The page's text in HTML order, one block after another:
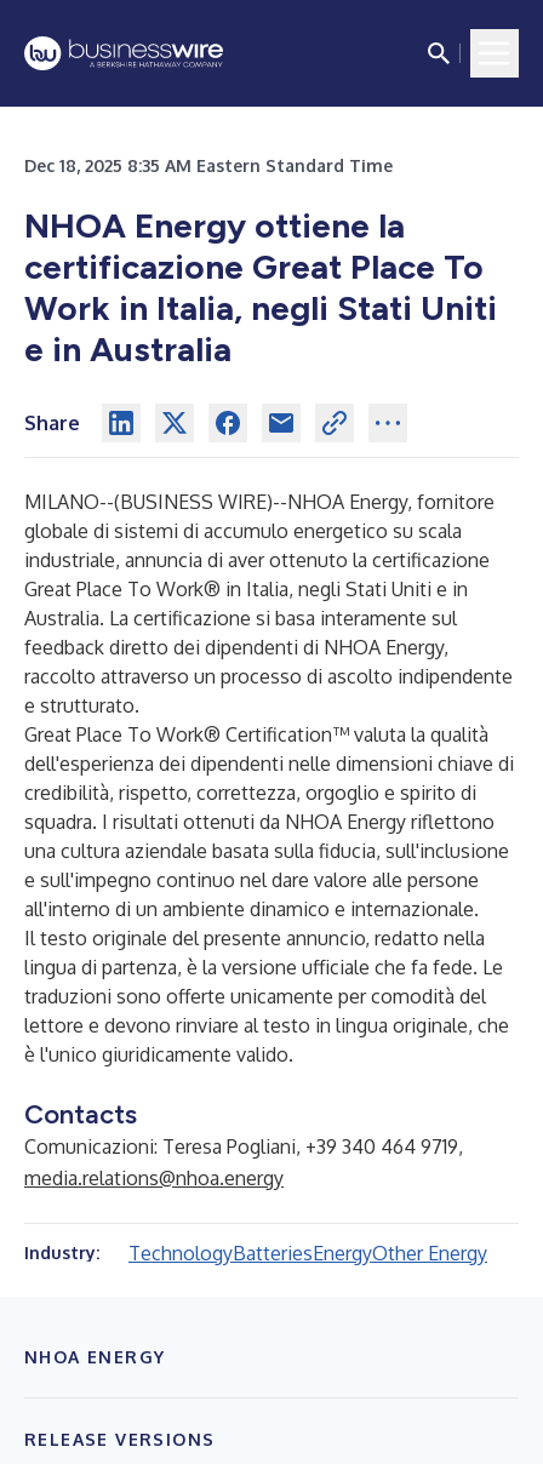
Dec 18, 2025 8:35 AM Eastern Standard Time
NHOA Energy ottiene la
certificazione Great Place To
Work in Italia, negli Stati Uniti
e in Australia
Share
MILANO--(BUSINESS WIRE)--NHOA Energy, fornitore
globale di sistemi di accumulo energetico su scala
industriale, annuncia di aver ottenuto la certificazione
Great Place To Work® in Italia, negli Stati Uniti e in
Australia. La certificazione si basa interamente sul
feedback diretto dei dipendenti di NHOA Energy,
raccolto attraverso un processo di ascolto indipendente
e strutturato.
Great Place To Work® Certification™ valuta la qualità
dell'esperienza dei dipendenti nelle dimensioni chiave di
credibilità, rispetto, correttezza, orgoglio e spirito di
squadra. I risultati ottenuti da NHOA Energy riflettono
una cultura aziendale basata sulla fiducia, sull'inclusione
e sull'impegno continuo nel dare valore alle persone
all'interno di un ambiente dinamico e internazionale.
Il testo originale del presente annuncio, redatto nella
lingua di partenza, è la versione ufficiale che fa fede. Le
traduzioni sono offerte unicamente per comodità del
lettore e devono rinviare al testo in lingua originale, che
è l'unico giuridicamente valido.
Contacts
Comunicazioni: Teresa Pogliani, +39 340 464 9719,
media.relations@nhoa.energy
Industry: TechnologyBatteriesEnergyOther Energy
NHOA ENERGY
RELEASE VERSIONS